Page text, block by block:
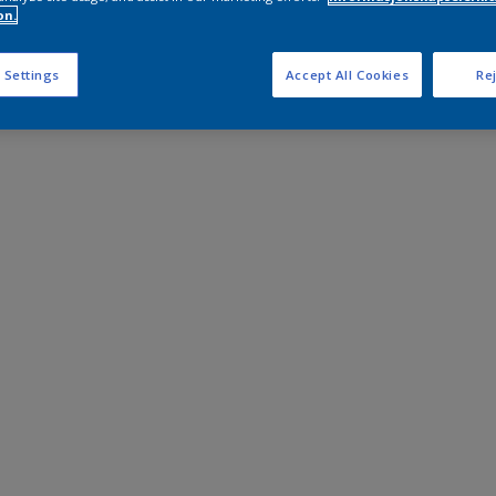
Settings Accept All Cookies